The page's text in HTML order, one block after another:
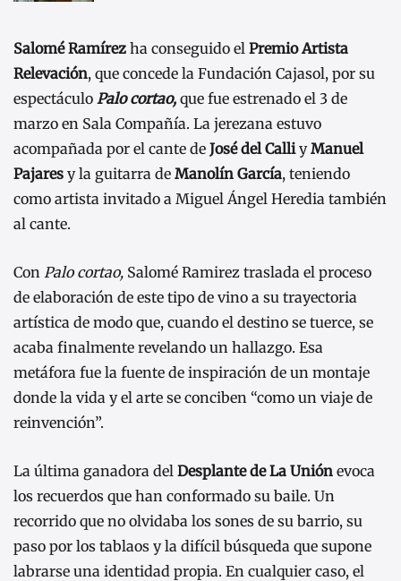
Salomé Ramírez ha conseguido el Premio Artista
Relevación, que concede la Fundación Cajasol, por su
espectáculo Palo cortao, que fue estrenado el 3 de
marzo en Sala Compañía. La jerezana estuvo
acompañada por el cante de José del CalliyManuel
Pajares y la guitarra de Manolín García, teniendo
como artista invitado a Miguel Ángel Heredia también
al cante.
Con Palo cortao, Salomé Ramirez traslada el proceso
de elaboración de este tipo de vino a su trayectoria
artística de modo que, cuando el destino se tuerce, se
acaba finalmente revelando un hallazgo. Esa
metáfora fue la fuente de inspiración de un montaje
donde la vida y el arte se conciben “como un viaje de
reinvención”.
La última ganadora del Desplante de La Unión evoca
los recuerdos que han conformado su baile. Un
recorrido que no olvidaba los sones de su barrio, su
paso por los tablaos y la difícil búsqueda que supone
labrarse una identidad propia. En cualquier caso, el